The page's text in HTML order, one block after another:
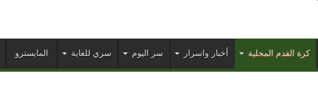
كرة القدم المحلية أخبار واسرار سر اليوم سري للغاية المايسترو